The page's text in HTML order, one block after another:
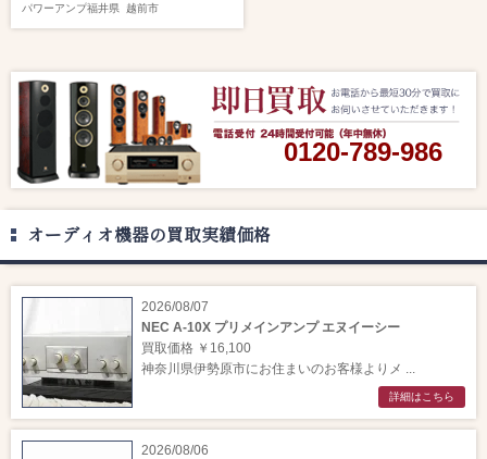
パワーアンプ福井県 越前市
0120-789-986
オーディオ機器の買取実績価格
2026/08/07
NEC A-10X プリメインアンプ エヌイーシー
買取価格 ￥16,100
神奈川県伊勢原市にお住まいのお客様よりメ ...
詳細はこちら
2026/08/06